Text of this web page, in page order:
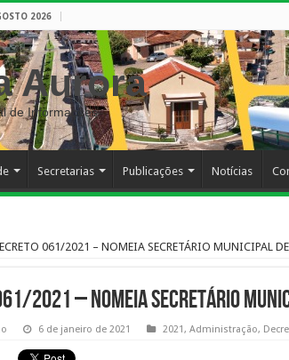
2026
Aurora
de Informações
Secretarias Publicações Notícias
061/2021 – NOMEIA SECRETÁRIO MUNICIPAL
2021 – NOMEIA SECRETÁRIO
6 de janeiro de 2021 2021, Administração,